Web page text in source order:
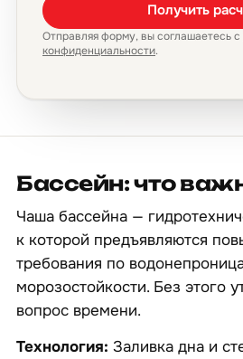
Получить
Отправляя форму, вы соглашаетесь с
конфиденциальности.
Бассейн: что
Чаша бассейна —
к которой предъявляются
требования по
морозостойкости. Без этого
вопрос времени.
Технология: Заливка дна и